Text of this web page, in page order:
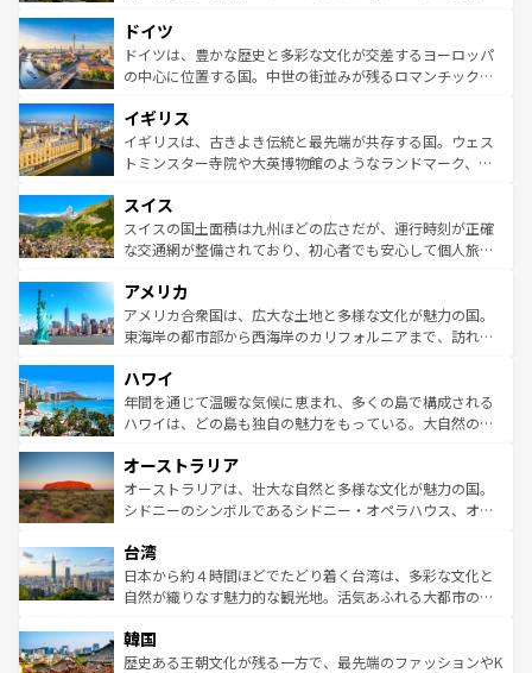
の城塞都市、穏やかなビーチリゾートまで多彩な表情を見
せる。地方によって風土や気候が異なるスペインはその個
性で訪れる人を魅了する。 なお、新着のスペイン情報はコ
で、幅広い魅力が詰まっている。華麗な宮殿、歴史的な大
聖堂、美しいビーチ、そして豊かな自然が、訪れる者を心
から魅了する。また、フランスは美食の国としても知ら
いる。シャンパンの発祥地であるランス、プロヴァンスの
香り高いラベンダー畑など、多彩な楽しみ方が可能だ。さ
らに、パリ以外の地域にも魅力が溢れており、どの街角に
れる地方に足を運ぶとそれぞれで全く異なる文化を体験で
きるだろう。 なお、新着のフランス情報はコンテンツ一覧
を参照してほしい。
ドイツ
ドイツは、豊かな歴史と多彩な文化が交差するヨーロッパ
の中心に位置する国。中世の街並みが残るロマンチック街
顔を持つこの国は、どこを歩いても飽きることがない。ベ
ルリンの文化的活気、バイエルン州のアルプスの絶景、そ
してライン川沿いのワイン畑といった風景は必見。ビール
は、お酒好きな人にはぜひ体験してほしい。 なお、新着の
ドイツ情報はコンテンツ一覧を参照してほしい。
イギリス
イギリスは、古きよき伝統と最先端が共存する国。ウェス
トミンスター寺院や大英博物館のようなランドマーク、歴
リアごとに異なる魅力がある。また、優雅なアフタヌーン
ティー、ビール好きにはたまらない英国パブ、サッカー観
戦など、本場だからこそできる体験も豊富。イギリスを旅
ンツ一覧を参照してほしい。
スイス
スイスの国土面積は九州ほどの広さだが、運行時刻が正確
な交通網が整備されており、初心者でも安心して個人旅行
の建物がそのまま残る町や、スイスならではのユニークな
博物館もあり、アルプス観光だけでなく町歩きも満喫する
ことができる。国民の所得が高いため物価も高いが、旅行
ば市内交通費無料で観光を楽しむこともできる。 なお、新
着のスイス情報はコンテンツ一覧 を参照してほしい。
アメリカ
アメリカ合衆国は、広大な土地と多様な文化が魅力の国。
東海岸の都市部から西海岸のカリフォルニアまで、訪れる
のような巨大都市は、観光、ショッピング、エンターテイ
ンメントが詰まった刺激的なスポットだ。一方、アメリカ
西部には大自然が広がり、グランドキャニオンやイエロー
部のニューオーリンズでは、音楽と美食が融合した独特の
文化が魅力。旅行者はアメリカの各地域で異なる魅力を楽
しみながら、その多様性と豊かな歴史を感じることができ
ならではの贅沢な旅のスタイルだ。 なお、新着のアメリカ
情報はコンテンツ一覧を参照してほしい。
ハワイ
年間を通じて温暖な気候に恵まれ、多くの島で構成される
ハワイは、どの島も独自の魅力をもっている。大自然の神
ワイ島は見逃せない。また、定番の観光地といえばオアフ
島だが、静かな自然を求めるならマウイ島やカウアイ島が
おすすめ。エメラルドグリーンに輝く海をはじめ、豊かな
れるおもてなしの心で訪れる人々を迎えてくれるハワイの
人々、おいしいローカルフードやハワイアンミュージッ
ク、伝統的なフラダンスなど、すべてがハワイの魅力を彩
ワイを、存分に味わってほしい。 なお、新着のハワイ情報
はコンテンツ一覧を参照してほしい。
オーストラリア
オーストラリアは、壮大な自然と多様な文化が魅力の国。
シドニーのシンボルであるシドニー・オペラハウス、オー
リアリーフや大陸中央部にそびえるウルル（エアーズロッ
ク）、タスマニアの美しい原生林やケアンズの熱帯雨林な
ど、見どころがたくさん。また、カフェやワイン、オージ
いる。アクティビティも充実しており、サーフィンやダイ
ビング、ハイキングなど、アウトドア好きにはたまらな
台湾
日本から約４時間ほどでたどり着く台湾は、多彩な文化と
自然が織りなす魅力的な観光地。活気あふれる大都市の台
ン）、静ひつな山岳地帯である台湾東部など、都市の喧騒
と山間の静けさが共存しており、訪れる人に新しい発見と
韓国
歴史ある王朝文化が残る一方で、最先端のファッションやK